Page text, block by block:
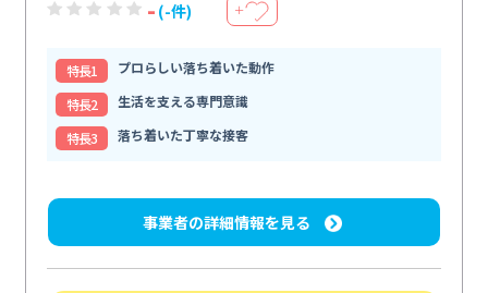
- (-件) ＋
特⻑1
プロらしい落ち着いた動作
特⻑2
生活を支える専門意識
特⻑3
落ち着いた丁寧な接客
事業者の詳細情報を見る